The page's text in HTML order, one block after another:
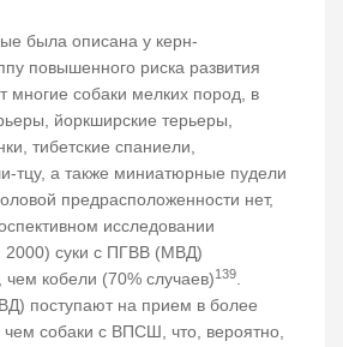
была описана у керн-
повышенного риска развития
собаки мелких пород, в
йоркширские терьеры,
тибетские спаниели,
тцу, а также миниатюрные пудели
предрасположенности нет,
исследовании
2000) суки с ПГВВ (МВД)
чем кобели (70% случаев)139
поступают на прием в более
чем собаки с ВПСШ, что, вероятно,